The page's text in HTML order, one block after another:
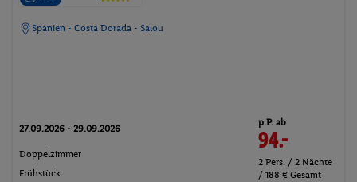
Spanien - Costa Dorada - Salou
27.09.2026 - 29.09.2026
Doppelzimmer
Frühstück
p.P. ab
94.-
2 Pers. / 2 Nächte
/ 188 € Gesamt